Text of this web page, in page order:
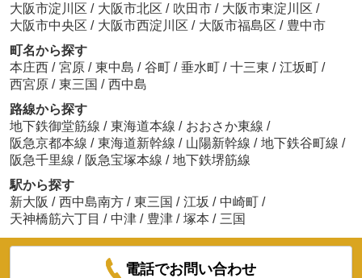
大阪市淀川区 / 大阪市北区 / 吹田市 / 大阪市東淀川区 /
大阪市中央区 / 大阪市西淀川区 / 大阪市福島区 / 豊中市
町名から探す
本庄西 / 宮原 / 東中島 / 谷町 / 垂水町 / 十三東 / 江坂町 /
西宮原 / 東三国 / 西中島
路線から探す
地下鉄御堂筋線 / 東海道本線 / おおさか東線 /
阪急京都本線 / 東海道新幹線 / 山陽新幹線 / 地下鉄谷町線 /
阪急千里線 / 阪急宝塚本線 / 地下鉄堺筋線
駅から探す
新大阪 / 西中島南方 / 東三国 / 江坂 / 中崎町 /
天神橋筋六丁目 / 中津 / 豊津 / 塚本 / 三国
電話でお問い合わせ